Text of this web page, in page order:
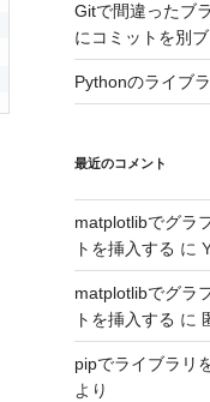
Gitで間違ったブ
にコミットを別
Pythonのライブ
最近のコメント
matplotlibでグラ
トを挿入する に
matplotlibでグラ
トを挿入する に
pipでライブラリ
より